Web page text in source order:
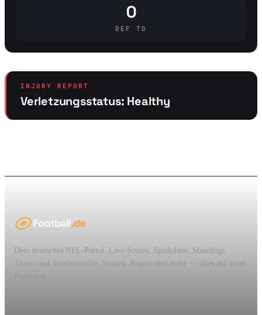
0
DEF TD
INJURY REPORT
Verletzungsstatus: Healthy
Football.de
Dein deutsches NFL-Portal. Live-Scores, Spielpläne, Standings,
Team- und Spielerprofile, Stories, Regeln und mehr — alles auf einer
Plattform.